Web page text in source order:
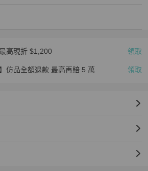
高現折 $1,200 領取
仿品全額退款 最高再賠 5 萬 領取